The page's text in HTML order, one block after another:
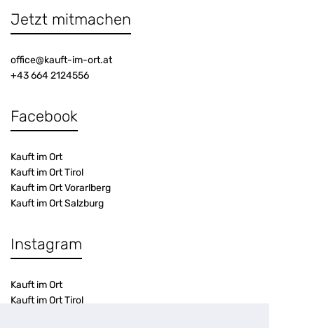
Jetzt mitmachen
office@kauft-im-ort.at
+43 664 2124556
Facebook
Kauft im Ort
Kauft im Ort Tirol
Kauft im Ort Vorarlberg
Kauft im Ort Salzburg
Instagram
Kauft im Ort
Kauft im Ort Tirol